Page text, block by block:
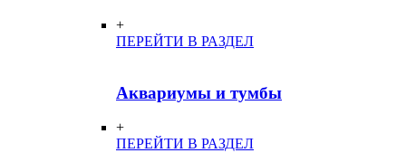
+
ПЕРЕЙТИ В РАЗДЕЛ
Аквариумы и тумбы
+
ПЕРЕЙТИ В РАЗДЕЛ